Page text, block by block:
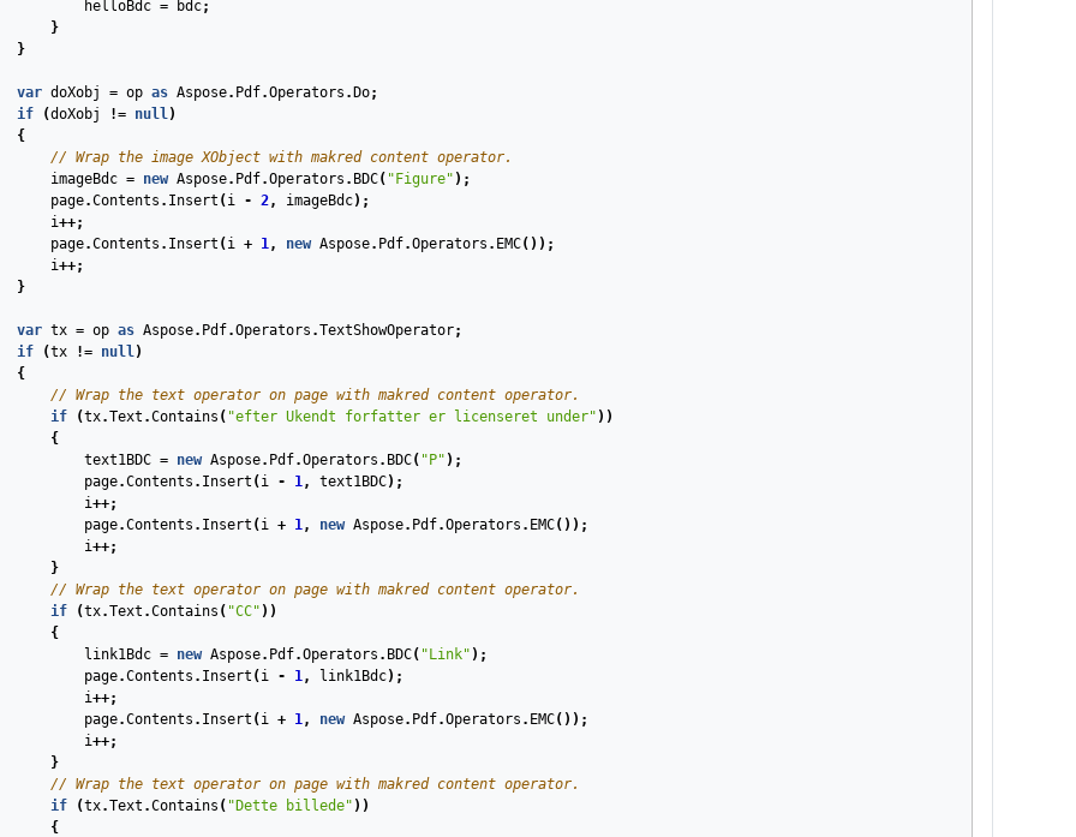
helloBdc = bdc;
}
}
var doXobj = op as Aspose. Pdf.Operators . Do;
if
(doXobj != null)
{
// Wrap the image XObject with makred content operator.
imageBdc = new Aspose. Pdf.Operators . BDC( "Figure" );
page.Contents . Insert ( i - 2, imageBdc);
i++;
page.Contents . Insert ( i + 1, new Aspose. Pdf.Operators . EMC());
i++;
}
var tx = op as Aspose. Pdf.Operators .TextShowOperator;
if
(tx != null)
{
// Wrap the text operator on page with makred content operator.
if
(tx.Text .Contains ( "efter Ukendt forfatter er licenseret under" ))
{
text1BDC = new Aspose. Pdf.Operators . BDC( "P" );
page.Contents . Insert ( i - 1, text1BDC);
i++;
page.Contents . Insert ( i + 1, new Aspose. Pdf.Operators . EMC());
i++;
}
// Wrap the text operator on page with makred content operator.
if
(tx.Text .Contains ( "CC" ))
{
link1Bdc = new Aspose. Pdf.Operators . BDC( "Link" );
page.Contents . Insert ( i - 1, link1Bdc);
i++;
page.Contents . Insert ( i + 1, new Aspose. Pdf.Operators . EMC());
i++;
}
// Wrap the text operator on page with makred content operator.
if
(tx.Text .Contains ( "Dette billede" ))
{